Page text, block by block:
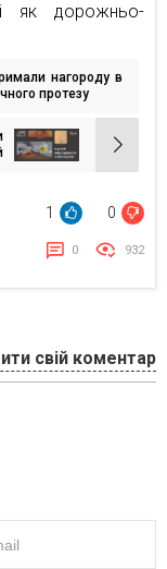
як дорожньо-
нагороду в
протезу
1 0
0 932
свій коментар